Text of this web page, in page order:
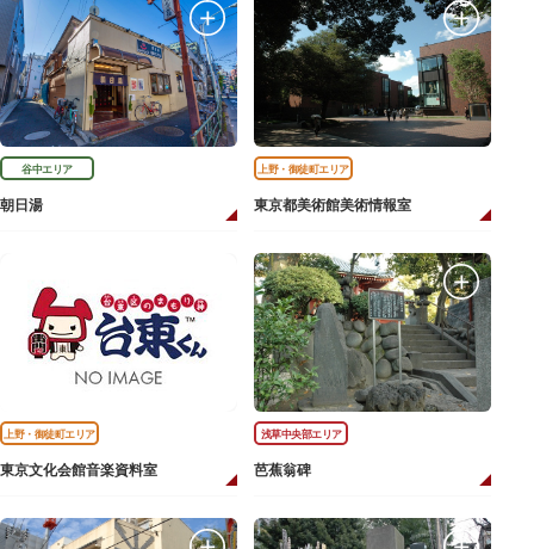
谷中エリア
朝日湯
上野・御徒町エリア
東京都美術館美術情報室
上野・御徒町エリア
東京文化会館音楽資料室
浅草中央部エリア
芭蕉翁碑